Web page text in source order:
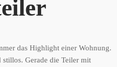
das Highlight einer Wohnung.
Gerade die Teiler mit